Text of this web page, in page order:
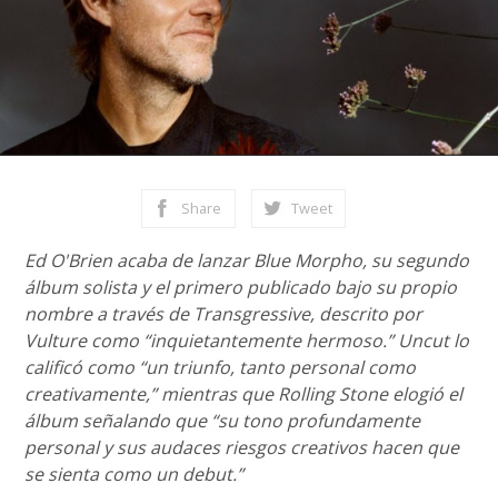
Share Tweet
Ed O'Brien acaba de lanzar Blue Morpho, su segundo
álbum solista y el primero publicado bajo su propio
nombre a través de Transgressive, descrito por
Vulture como “inquietantemente hermoso.” Uncut lo
calificó como “un triunfo, tanto personal como
creativamente,” mientras que Rolling Stone elogió el
álbum señalando que “su tono profundamente
personal y sus audaces riesgos creativos hacen que
se sienta como un debut.”